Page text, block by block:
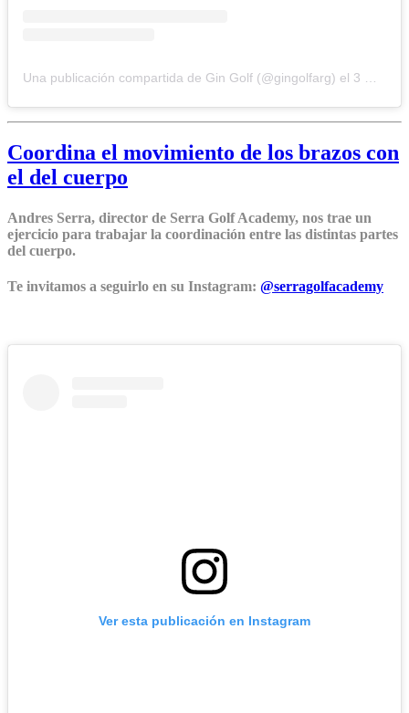
Una publicación compartida de Gin Golf (@gingolfarg) el 3 May, 2020 a las 3:37 PDT
Coordina el movimiento de los brazos con
el del cuerpo
Andres Serra, director de Serra Golf Academy, nos trae un
ejercicio para trabajar la coordinación entre las distintas partes
del cuerpo.
Te invitamos a seguirlo en su Instagram: @serragolfacademy
Ver esta publicación en Instagram